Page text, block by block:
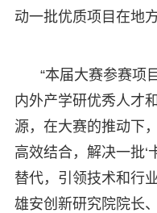
动一批优质项目在地方
“本届大赛参赛项
内外产学研优秀人才
源，在大赛的推动下
高效结合，解决一批‘
替代，引领技术和行
雄安创新研究院院长